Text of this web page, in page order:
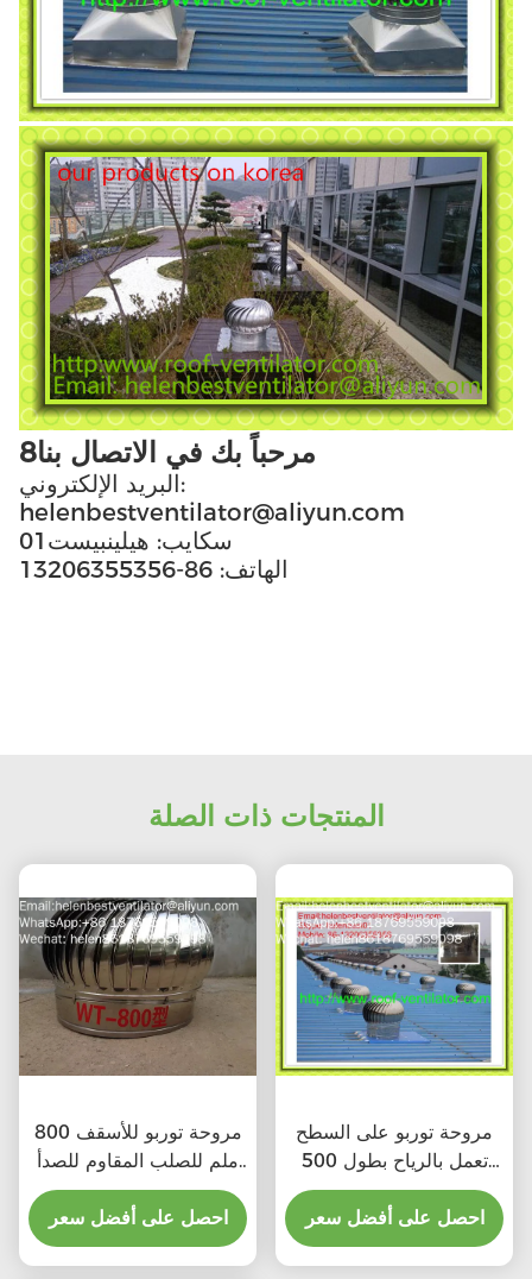
8مرحباً بك في الاتصال بنا
البريد الإلكتروني:
helenbestventilator@aliyun.com
سكايب: هيلينبيست01
الهاتف: 86-13206355356
المنتجات ذات الصلة
مروحة توربو للأسقف 800
ملم للصلب المقاوم للصدأ
في ورشة العمل
احصل على أفضل سعر
مروحة توربو على السطح
تعمل بالرياح بطول 500
ملم للصلب المقاوم للصدأ
في المستودعات
احصل على أفضل سعر